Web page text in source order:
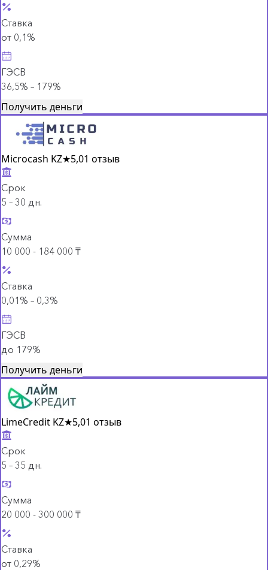
Ставка
от 0,1%
ГЭСВ
36,5% – 179%
Получить деньги
Microcash KZ★5,01 отзыв
Срок
5 – 30 дн.
Сумма
10 000 - 184 000 ₸
Ставка
0,01% – 0,3%
ГЭСВ
до 179%
Получить деньги
LimeCredit KZ★5,01 отзыв
Срок
5 – 35 дн.
Сумма
20 000 - 300 000 ₸
Ставка
от 0,29%